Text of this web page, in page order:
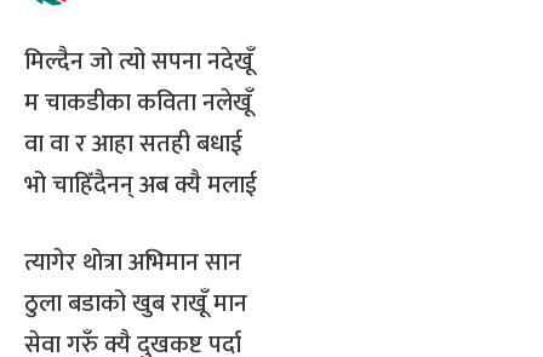
मिल्दैन जो त्यो सपना नदेखूँ
म चाकडीका कविता नलेखूँ
वा वा र आहा सतही बधाई
भो चाहिँदैनन् अब क्यै मलाई
त्यागेर थोत्रा अभिमान सान
ठुला बडाको खुब राखूँ मान
सेवा गरुँ क्यै दुखकष्ट पर्दा